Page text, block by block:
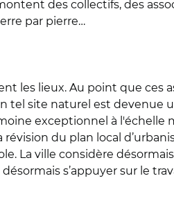
des collectifs, des
par pierre…
les lieux. Au point que ces
tel site naturel est devenue
exceptionnel à l'échelle
révision du plan local
La ville considère
s’appuyer sur le